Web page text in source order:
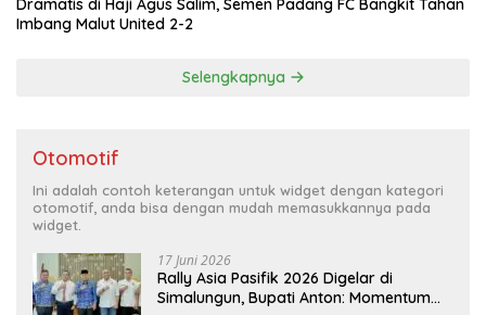
Dramatis di Haji Agus Salim, Semen Padang FC Bangkit Tahan
Imbang Malut United 2-2
Selengkapnya
Otomotif
Ini adalah contoh keterangan untuk widget dengan kategori
otomotif, anda bisa dengan mudah memasukkannya pada
widget.
17 Juni 2026
Rally Asia Pasifik 2026 Digelar di
Simalungun, Bupati Anton: Momentum